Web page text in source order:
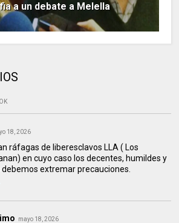
a un debate a Melella
18, 2026
ráfagas de liberesclavos LLA ( Los
en cuyo caso los decentes, humildes y
extremar precauciones.
mayo 18, 2026